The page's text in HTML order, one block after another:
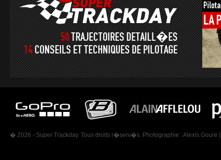
50TRAJECTOIRES DETAILL�ES
14CONSEILS ET TECHNIQUES DE PILOTAGE
LA
� 2026 - Super Trackday. Tous droits r�serv�s. Photographie : Alexis Goure